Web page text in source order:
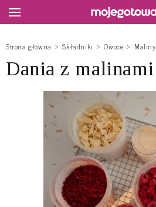
Strona główna Składniki Owoce Maliny
Dania z malinami